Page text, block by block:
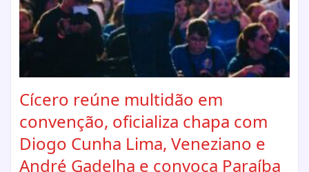
Cícero reúne multidão em
convenção, oficializa chapa com
Diogo Cunha Lima, Veneziano e
André Gadelha e convoca Paraíba